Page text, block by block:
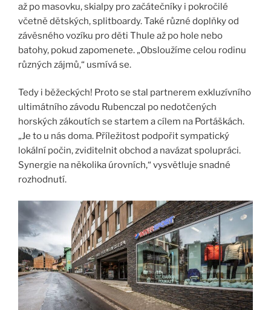
až po masovku, skialpy pro začátečníky i pokročilé
včetně dětských, splitboardy. Také různé doplňky od
závěsného vozíku pro děti Thule až po hole nebo
batohy, pokud zapomenete. „Obsloužíme celou rodinu
různých zájmů,“ usmívá se.
Tedy i běžeckých! Proto se stal partnerem exkluzívního
ultimátního závodu Rubenczal po nedotčených
horských zákoutích se startem a cílem na Portáškách.
„Je to u nás doma. Příležitost podpořit sympatický
lokální počin, zviditelnit obchod a navázat spolupráci.
Synergie na několika úrovních,“ vysvětluje snadné
rozhodnutí.